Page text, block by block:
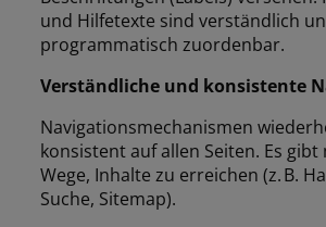
und Hilfetexte sind verständlich
programmatisch zuordenbar.
Verständliche und konsistente
Navigationsmechanismen
konsistent auf allen Seiten. Es gibt
Wege, Inhalte zu erreichen (z. B.
Suche, Sitemap).